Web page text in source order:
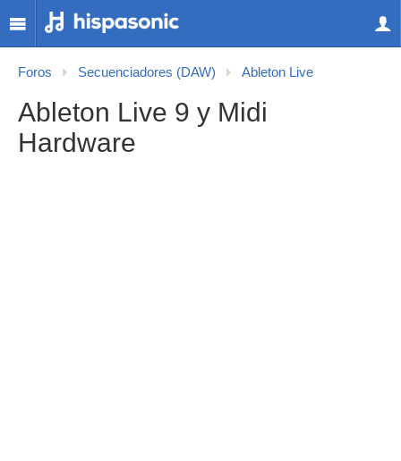
Foros Secuenciadores (DAW) Ableton Live
Ableton Live 9 y Midi
Hardware